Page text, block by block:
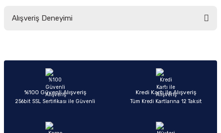
yetersiz gördüğünüz noktaları öneri formunu kullanarak tarafımıza
Ürün açıklamasında eksik bilgiler bulunuyor.
Ürün bilgilerinde hatalar bulunuyor.
Ürün fiyatı diğer sitelerden daha pahalı.
Alışveriş Deneyimi
Sitemize ilk yorumu siz yapın!
%100 Güvenli Alışveriş
256bit SSL Sertifikası ile Güvenli
Kredi Kartı ile Alışveriş
Tüm Kredi Kartlarına 12 Taksit